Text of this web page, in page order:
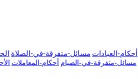
أحكام-العبادات مسائل-متفرقة-في-الصلاة
مسائل-متفرقة-في-الصيام أحكام-المعاملات